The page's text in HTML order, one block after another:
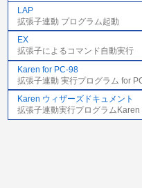
LAP
拡張子連動 プログラム起動
EX
拡張子によるコマンド自動実行
Karen for PC-98
拡張子連動 実行プログラム for
Karen ウィザーズドキュメント
拡張子連動実行プログラムKaren